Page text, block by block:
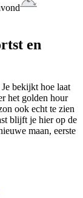
en
bekijkt hoe laat
het golden hour
ook echt te zien
blijft je hier op de
maan, eerste